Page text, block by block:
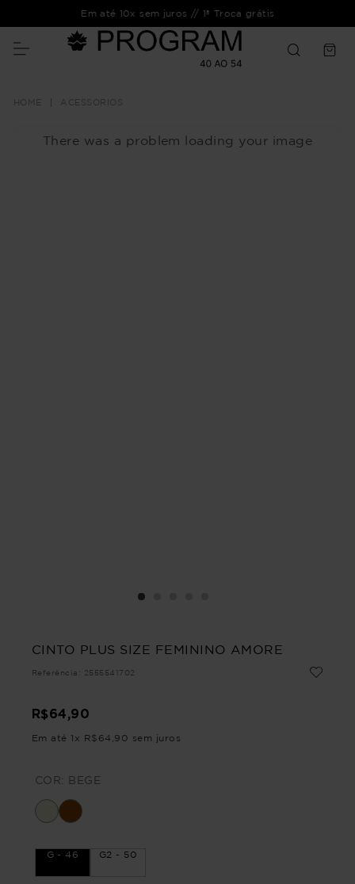
Em até 10x sem juros // 1ª Troca grátis
ACESSORIOS
There was a problem loading your image
CINTO PLUS SIZE FEMININO AMORE
Referência : 2555541702
R$64,90
Em até 1 x R$ 64 90 sem juros
COR: BEGE
G - 46 G2 - 50